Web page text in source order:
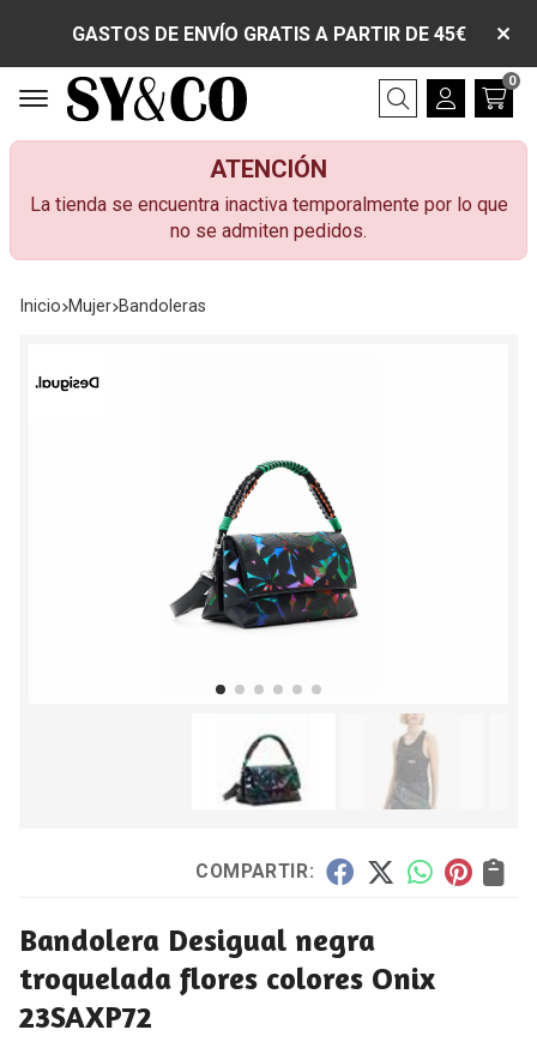
GASTOS DE ENVÍO GRATIS A PARTIR DE 45€
Buscar
0
ATENCIÓN
La tienda se encuentra inactiva temporalmente por lo que
no se admiten pedidos.
Inicio mujer bandoleras
COMPARTIR:
Bandolera Desigual negra
troquelada flores colores Onix
23SAXP72